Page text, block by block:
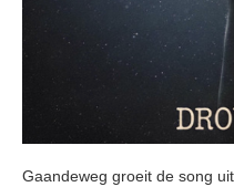
Gaandeweg groeit de song